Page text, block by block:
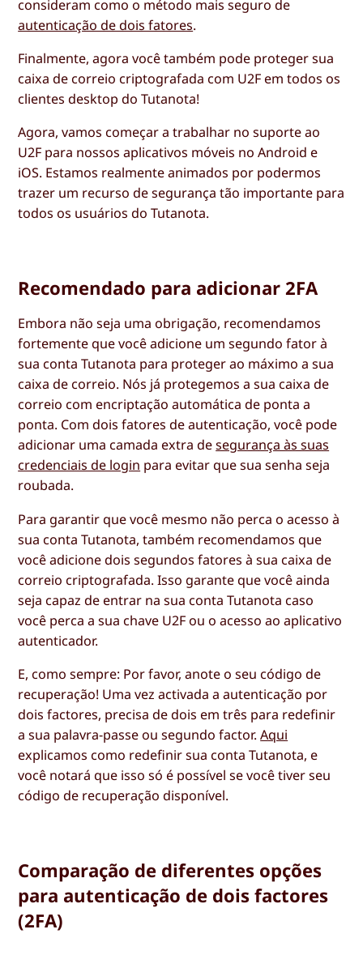
consideram como o método mais seguro de
autenticação de dois fatores.
Finalmente, agora você também pode proteger sua
caixa de correio criptografada com U2F em todos os
clientes desktop do Tutanota!
Agora, vamos começar a trabalhar no suporte ao
U2F para nossos aplicativos móveis no Android e
iOS. Estamos realmente animados por podermos
trazer um recurso de segurança tão importante para
todos os usuários do Tutanota.
Recomendado para adicionar 2FA
Embora não seja uma obrigação, recomendamos
fortemente que você adicione um segundo fator à
sua conta Tutanota para proteger ao máximo a sua
caixa de correio. Nós já protegemos a sua caixa de
correio com encriptação automática de ponta a
ponta. Com dois fatores de autenticação, você pode
adicionar uma camada extra desegurança às suas
credenciais de login para evitar que sua senha seja
roubada.
Para garantir que você mesmo não perca o acesso à
sua conta Tutanota, também recomendamos que
você adicione dois segundos fatores à sua caixa de
correio criptografada. Isso garante que você ainda
seja capaz de entrar na sua conta Tutanota caso
você perca a sua chave U2F ou o acesso ao aplicativo
autenticador.
E, como sempre: Por favor, anote o seu código de
recuperação! Uma vez activada a autenticação por
dois factores, precisa de dois em três para redefinir
a sua palavra-passe ou segundo factor.Aqui
explicamos como redefinir sua conta Tutanota, e
você notará que isso só é possível se você tiver seu
código de recuperação disponível.
Comparação de diferentes opções
para autenticação de dois factores
(2FA)